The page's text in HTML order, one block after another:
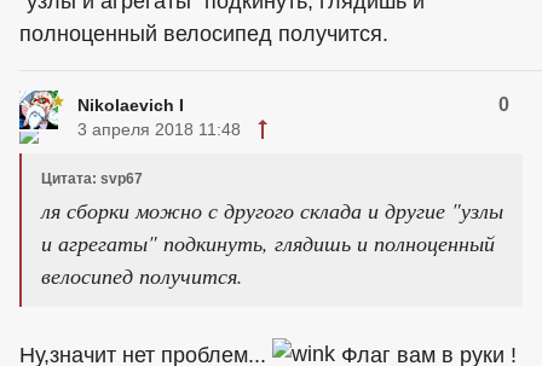
полноценный велосипед получится.
Nikolaevich I 0
3 апреля 2018 11:48
Цитата: svp67
ля сборки можно с другого склада и другие "узлы
и агрегаты" подкинуть, глядишь и полноценный
велосипед получится.
Ну,значит нет проблем... Флаг вам в руки !